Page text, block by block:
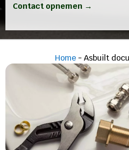
Contact opnemen →
Home - Asbuilt